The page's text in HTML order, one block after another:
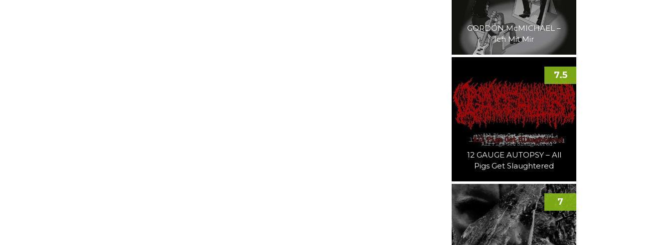
GORDON McMICHAEL –
Ich Mit Mir
12 GAUGE AUTOPSY – All
Pigs Get Slaughtered
7.5
7